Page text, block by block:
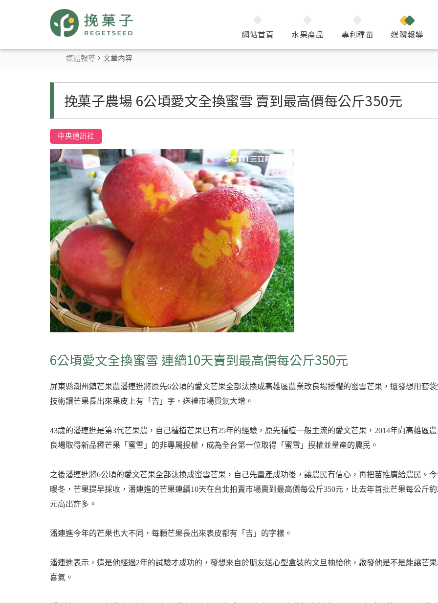
網站首頁 水果產品 專利種苗 媒體報導
媒體報導 > 文章內容
挽菓子農場 6公頃愛文全換蜜雪 賣到最高價每公斤350元
中央通訊社
6公頃愛文全換蜜雪 連續10天賣到最高價每公斤350元
屏東縣潮州鎮芒果農潘連進將原先6公頃的愛文芒果全部汰換成高雄區農業改良場授權的蜜雪芒果，還發想用套
技術讓芒果長出來果皮上有「吉」字，送禮市場買氣大增。
43歲的潘連進是第3代芒果農，自己種植芒果已有25年的經驗，原先種植一般主流的愛文芒果，2014年向高雄區
良場取得新品種芒果「蜜雪」的非專屬授權，成為全台第一位取得「蜜雪」授權並量產的農民。
之後潘連進將6公頃的愛文芒果全部汰換成蜜雪芒果，自己先量產成功後，讓農民有信心，再把苗推廣給農民。今
暖冬，芒果提早採收，潘連進的芒果連續10天在台北拍賣市場賣到最高價每公斤350元，比去年首批芒果每公斤約
元高出許多。
潘連進今年的芒果也大不同，每顆芒果長出來表皮都有「吉」的字樣。
潘連進表示，這是他經過2年的試驗才成功的，發想來自於朋友送心型盒裝的文旦柚給他，啟發他是不是能讓芒果
喜氣。